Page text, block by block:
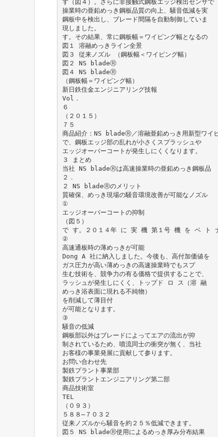
す（図４）。さらに非接触式鋼板エッジ検出センサで
操業時の亜鉛めっき鋼板品質の向上、騒音低減を実
鋼板中を検出し、ブレード間隔を自動制御していま
現しました。
す。その結果、常に鋼板幅＝ワイピング幅となるの
図１ 溶融めっきライン全景
図３ 従来ノズル （鋼板幅＜ワイピング幅）
図２ NS bladeⓇ
図４ NS bladeⓇ
（鋼板幅＝ワイピング幅）
新日鉄住金エンジニアリング技報
Vol．
６
（２０１５）
７５
商品紹介：NS bladeⓇ／溶融亜鉛めっき用新型ワイ
で、鋼板エッジ部の乱れが小さくスプラッシュや
エッジオーバーコートが発生しにくくなります。
３ まとめ
当社 NS bladeⓇは高速操業時の亜鉛めっき鋼板品
２．
２ NS bladeⓇのメリット
質確保、めっき現場の騒音環境改善が可能なノズル
①
エッジオーバーコートの抑制
（図５）
で す。２０１４年 に 実 機 第１号 機 を ベ ト
②
高速通板時の薄めっきが可能
Dong A 社に納入しました。今後も、高付加価値を
ガス圧力が高い薄めっきの高速操業時でもスプ
生む技術を、競争力の有る価格で提供することで、
ラッシュが発生しにくく、トップド ロ ス（溶 融
めっき浴表面に現れる不純物）
を削減して薄目付
が可能となります。
③
騒音の低減
鋼板部以外はブレードによってエアの流出が抑
制されているため、噴流同士の衝突が無く、当社
お客様の事業発展に貢献して参ります。
お問い合わせ先
製鉄プラント事業部
製鉄プラントエンジニアリング第二部
商品技術室
TEL
（０９３）
５８８―７０３２
従来ノズルから騒音を約２５％低減できます。
図５ NS bladeⓇ使用によるめっき厚み分布結果